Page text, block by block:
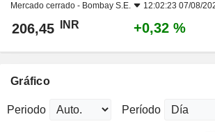
Mercado cerrado - Bombay S.E. 12:02:23 07/08/
206,45 INR +0,32 %
Gráfico
Periodo Período